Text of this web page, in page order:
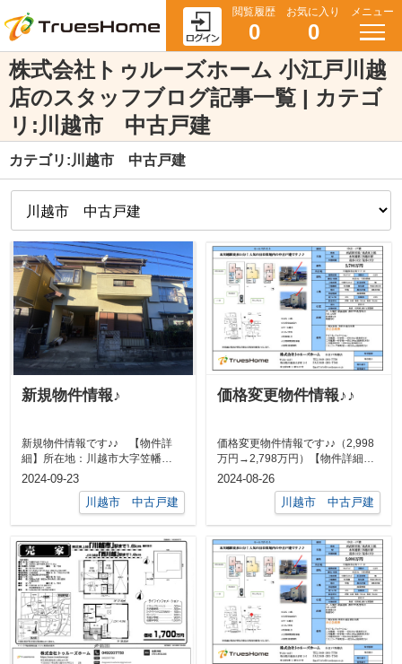
閲覧履歴
0
お気に入り
0
メニュー
株式会社トゥルーズホーム 小江戸川越
店のスタッフブログ記事一覧 | カテゴ
リ:川越市 中古戸建
カテゴリ:川越市 中古戸建
新規物件情報♪
新規物件情報です♪♪ 【物件詳
細】所在地：川越市大字笠幡
1645-60土地面積：70㎡建物面
2024-09-23
川越市 中古戸建
価格変更物件情報♪♪
価格変更物件情報です♪♪（2,998
万円→2,798万円）【物件詳細】
所在地：川越市松江町2-2-1...
2024-08-26
川越市 中古戸建